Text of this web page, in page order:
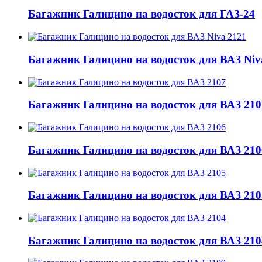
Багажник Галицино на водосток для ГАЗ-24
Багажник Галицино на водосток для ВАЗ
Багажник Галицино на водосток для ВАЗ
Багажник Галицино на водосток для ВАЗ
Багажник Галицино на водосток для ВАЗ
Багажник Галицино на водосток для ВАЗ